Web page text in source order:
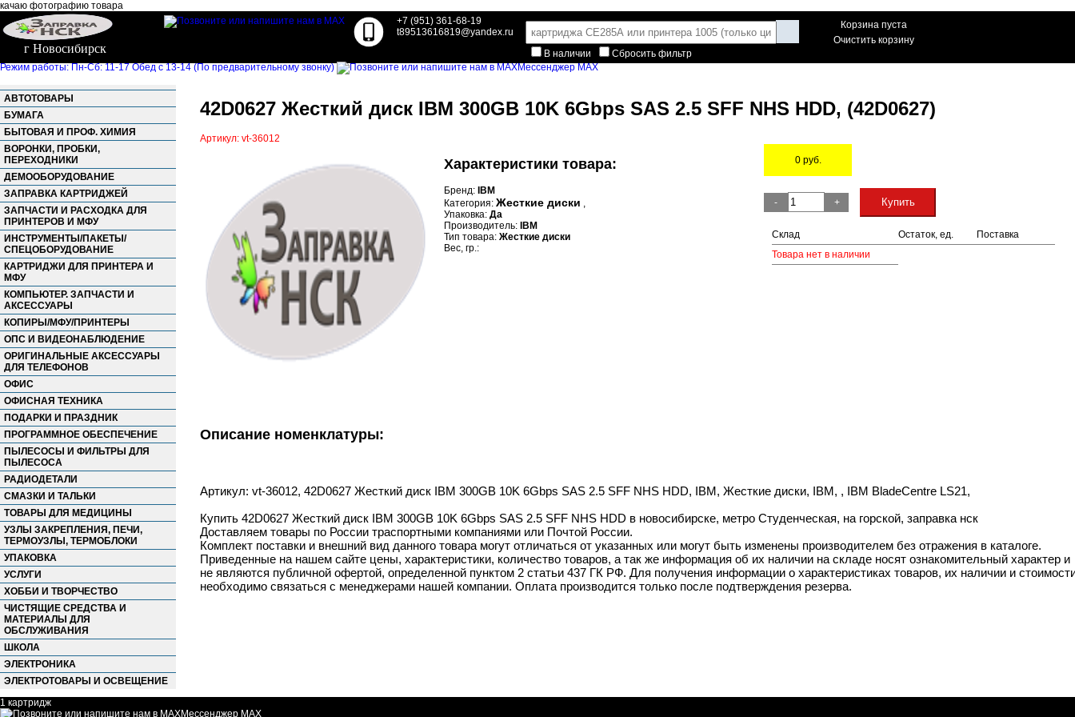
качаю фотографию товара
г Новосибирск
+7 (951) 361-68-19
t89513616819@yandex.ru
В наличии
Сбросить фильтр
Корзина пуста
Очистить корзину
Режим работы: Пн-Сб: 11-17 Обед с 13-14 (По предварительному звонку) Мессенджер MAX
АВТОТОВАРЫ
БУМАГА
БЫТОВАЯ И ПРОФ. ХИМИЯ
ВОРОНКИ, ПРОБКИ,
ПЕРЕХОДНИКИ
ДЕМООБОРУДОВАНИЕ
ЗАПРАВКА КАРТРИДЖЕЙ
ЗАПЧАСТИ И РАСХОДКА ДЛЯ
ПРИНТЕРОВ И МФУ
ИНСТРУМЕНТЫ/ПАКЕТЫ/
СПЕЦОБОРУДОВАНИЕ
КАРТРИДЖИ ДЛЯ ПРИНТЕРА И
МФУ
КОМПЬЮТЕР. ЗАПЧАСТИ И
АКСЕССУАРЫ
КОПИРЫ/МФУ/ПРИНТЕРЫ
ОПС И ВИДЕОНАБЛЮДЕНИЕ
ОРИГИНАЛЬНЫЕ АКСЕССУАРЫ
ДЛЯ ТЕЛЕФОНОВ
ОФИС
ОФИСНАЯ ТЕХНИКА
ПОДАРКИ И ПРАЗДНИК
ПРОГРАММНОЕ ОБЕСПЕЧЕНИЕ
ПЫЛЕСОСЫ И ФИЛЬТРЫ ДЛЯ
ПЫЛЕСОСА
РАДИОДЕТАЛИ
СМАЗКИ И ТАЛЬКИ
ТОВАРЫ ДЛЯ МЕДИЦИНЫ
УЗЛЫ ЗАКРЕПЛЕНИЯ, ПЕЧИ,
ТЕРМОУЗЛЫ, ТЕРМОБЛОКИ
УПАКОВКА
УСЛУГИ
ХОББИ И ТВОРЧЕСТВО
ЧИСТЯЩИЕ СРЕДСТВА И
МАТЕРИАЛЫ ДЛЯ
ОБСЛУЖИВАНИЯ
ШКОЛА
ЭЛЕКТРОНИКА
ЭЛЕКТРОТОВАРЫ И ОСВЕЩЕНИЕ
42D0627 Жесткий диск IBM 300GB 10K 6Gbps SAS 2.5 SFF NHS HDD, (42D0627)
Артикул: vt-36012
Характеристики товара:
Бренд: IBM
Категория: Жесткие диски ,
Упаковка: Да
Производитель: IBM
Тип товара: Жесткие диски
Вес, гр.:
0руб.
-
+ Купить
Склад Остаток, ед.
Поставка
Товара нет в наличии
Описание номенклатуры:
Артикул: vt-36012, 42D0627 Жесткий диск IBM 300GB 10K 6Gbps SAS 2.5 SFF NHS HDD, IBM, Жесткие диски, IBM, , IBM BladeCentre LS21,
Купить 42D0627 Жесткий диск IBM 300GB 10K 6Gbps SAS 2.5 SFF NHS HDD в новосибирске, метро Студенческая, на горской, заправка нск
Доставляем товары по России траспортными компаниями или Почтой России.
Комплект поставки и внешний вид данного товара могут отличаться от указанных или могут быть изменены производителем без отражения в каталоге.
Приведенные на нашем сайте цены, характеристики, количество товаров, а так же информация об их наличии на складе носят ознакомительный характер и
не являются публичной офертой, определенной пунктом 2 статьи 437 ГК РФ. Для получения информации о характеристиках товаров, их наличии и
необходимо связаться с менеджерами нашей компании. Оплата производится только после подтверждения резерва.
1 картридж
Мессенджер MAX